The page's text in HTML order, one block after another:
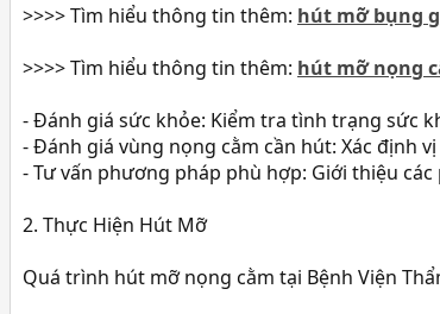
>>>> Tìm hiểu thông tin thêm: hút mỡ bụng
>>>> Tìm hiểu thông tin thêm: hút mỡ nọng
- Đánh giá sức khỏe: Kiểm tra tình trạng sức
- Đánh giá vùng nọng cằm cần hút: Xác định
- Tư vấn phương pháp phù hợp: Giới thiệu
2. Thực Hiện Hút Mỡ
Quá trình hút mỡ nọng cằm tại Bệnh Viện